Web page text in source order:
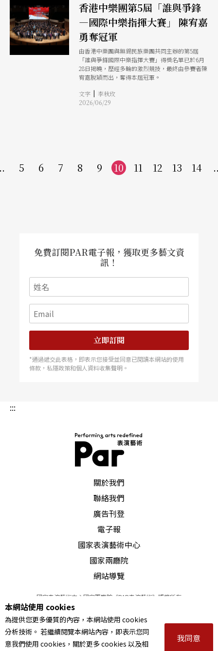
香港中樂團第5屆「誰與爭鋒
—國際中樂指揮大賽」 陳宥嘉
勇奪冠軍
由香港中樂團與無錫民族樂團共同主辦的第5屆
「誰與爭鋒國際中樂指揮大賽」得獎名單已於6月
28日揭曉，歷經多輪的激烈競技，最終由參賽者陳
宥嘉脫穎而出，奪得本屆冠軍。
文字 | 李秋玫
2026/06/29
5 6 7 8 9 10 11 12 13 14
免費訂閱PAR電子報，獲取更多藝文資
訊！
立即訂閱
*通過遞交此表格，即表示您接受並同意已閱讀本網站的使用
條款，私隱政策和個人資料收集聲明。
:::
關於我們
聯絡我們
廣告刊登
電子報
國家表演藝術中心
國家兩廳院
網站導覽
國家表演藝術中心國家兩廳院《PAR表演藝術》版權所有
© 2022Performing arts redefined. All Rights Reserved
統一編號 Tax Id number 00973926
本站所提供相關演出資訊，如有異動應以主辦單位公告為準。
服務條款｜隱私權聲明｜著作權聲明
本網站使用 cookies
為提供您更多優質的內容，本網站使用 cookies
分析技術。 若繼續閱覽本網站內容，即表示您同
意我們使用 cookies，關於更多 cookies 以及相
我同意